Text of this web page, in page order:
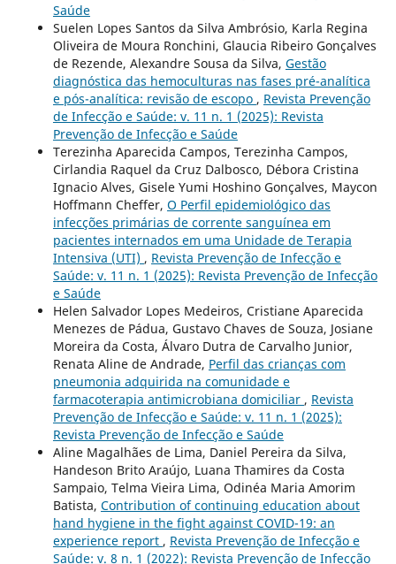
Saúde
Suelen Lopes Santos da Silva Ambrósio, Karla Regina
Oliveira de Moura Ronchini, Glaucia Ribeiro Gonçalves
de Rezende, Alexandre Sousa da Silva, Gestão
diagnóstica das hemoculturas nas fases pré-analítica
e pós-analítica: revisão de escopo , Revista Prevenção
de Infecção e Saúde: v. 11 n. 1 (2025): Revista
Prevenção de Infecção e Saúde
Terezinha Aparecida Campos, Terezinha Campos,
Cirlandia Raquel da Cruz Dalbosco, Débora Cristina
Ignacio Alves, Gisele Yumi Hoshino Gonçalves, Maycon
Hoffmann Cheffer, O Perfil epidemiológico das
infecções primárias de corrente sanguínea em
pacientes internados em uma Unidade de Terapia
Intensiva (UTI) , Revista Prevenção de Infecção e
Saúde: v. 11 n. 1 (2025): Revista Prevenção de Infecção
e Saúde
Helen Salvador Lopes Medeiros, Cristiane Aparecida
Menezes de Pádua, Gustavo Chaves de Souza, Josiane
Moreira da Costa, Álvaro Dutra de Carvalho Junior,
Renata Aline de Andrade, Perfil das crianças com
pneumonia adquirida na comunidade e
farmacoterapia antimicrobiana domiciliar , Revista
Prevenção de Infecção e Saúde: v. 11 n. 1 (2025):
Revista Prevenção de Infecção e Saúde
Aline Magalhães de Lima, Daniel Pereira da Silva,
Handeson Brito Araújo, Luana Thamires da Costa
Sampaio, Telma Vieira Lima, Odinéa Maria Amorim
Batista, Contribution of continuing education about
hand hygiene in the fight against COVID-19: an
experience report , Revista Prevenção de Infecção e
Saúde: v. 8 n. 1 (2022): Revista Prevenção de Infecção